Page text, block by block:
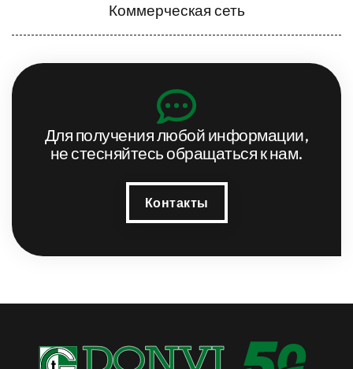
Коммерческая сеть
Для получения любой информации,
не стесняйтесь обращаться к нам.
Контакты